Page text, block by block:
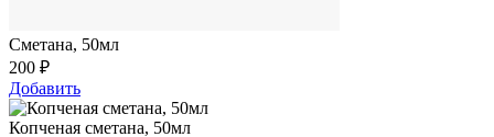
Сметана, 50мл
200 ₽
Добавить
Копченая сметана, 50мл